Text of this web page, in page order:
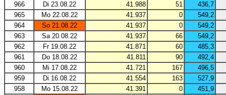
966
Di 23.08.22 41.988 51
436,7
965
Mo 22.08.22 41.937 0
549,2
964
So 21.08.22 41.937 0
549,2
963
Sa 20.08.22 41.937 66
549,2
962
Fr 19.08.22 41.871 60
485,3
961
Do 18.08.22 41.811 90
492,4
960
Mi 17.08.22 41.721 167
496,5
959
Di 16.08.22 41.554 163
527,9
958
Mo 15.08.22 41.391 0
451,9